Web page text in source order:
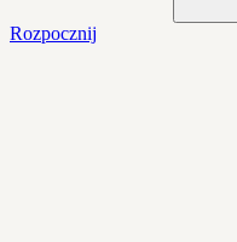
Rozpocznij